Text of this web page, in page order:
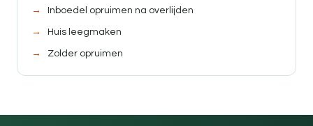
Inboedel opruimen na overlijden
Huis leegmaken
Zolder opruimen